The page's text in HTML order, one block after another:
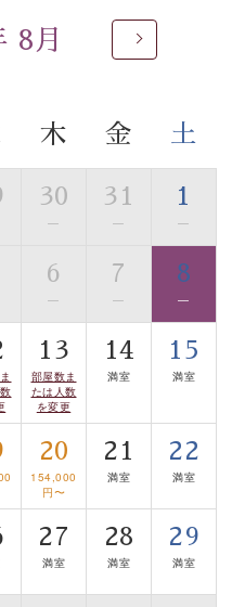
じめとした和定食
泉です。身も心も癒され
ビの特殊素材の畳を使
。
け流しの温泉の質を楽し
といやされるプライベー
ス
兼ガイドが諏訪大社をご
ので、ご利用ご希望の方
8月
木 金 土
30
—
31
—
1
—
6
—
7
—
8
—
13
部屋数ま
たは人数
を変更
14
満室
15
満室
20
154,000
円〜
21
満室
22
満室
27
満室
28
満室
29
満室